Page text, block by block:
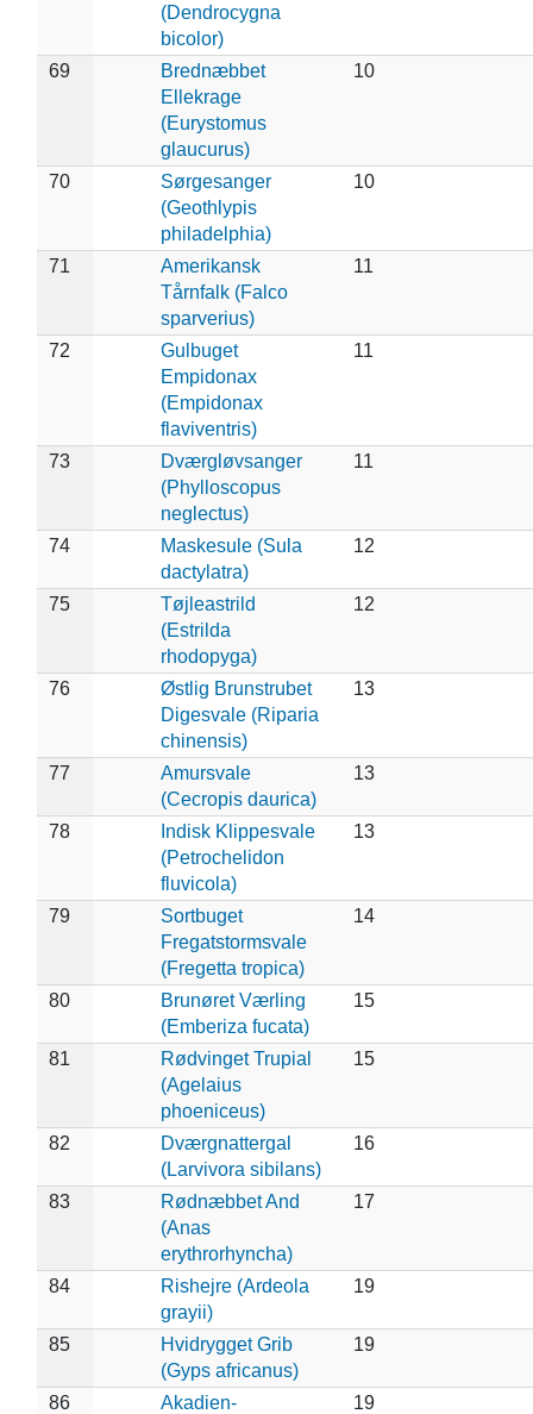
(Dendrocygna
bicolor)
69
Brednæbbet
Ellekrage
(Eurystomus
glaucurus)
10
70
Sørgesanger
(Geothlypis
philadelphia)
10
71
Amerikansk
Tårnfalk (Falco
sparverius)
11
72
Gulbuget
Empidonax
(Empidonax
flaviventris)
11
73
Dværgløvsanger
(Phylloscopus
neglectus)
11
74
Maskesule (Sula
dactylatra)
12
75
Tøjleastrild
(Estrilda
rhodopyga)
12
76
Østlig Brunstrubet
Digesvale (Riparia
chinensis)
13
77
Amursvale
(Cecropis daurica)
13
78
Indisk Klippesvale
(Petrochelidon
fluvicola)
13
79
Sortbuget
Fregatstormsvale
(Fregetta tropica)
14
80
Brunøret Værling
(Emberiza fucata)
15
81
Rødvinget Trupial
(Agelaius
phoeniceus)
15
82
Dværgnattergal
(Larvivora sibilans)
16
83
Rødnæbbet And
(Anas
erythrorhyncha)
17
84
Rishejre (Ardeola
grayii)
19
85
Hvidrygget Grib
(Gyps africanus)
19
86
Akadien-
19